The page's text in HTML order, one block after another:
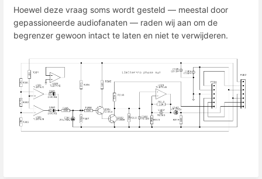
Hoewel deze vraag soms wordt gesteld — meestal door
gepassioneerde audiofanaten — raden wij aan om de
begrenzer gewoon intact te laten en niet te verwijderen.